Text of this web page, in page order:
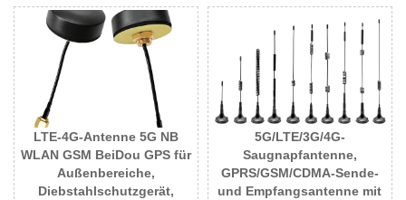
LTE-4G-Antenne 5G NB
WLAN GSM BeiDou GPS für
Außenbereiche,
Diebstahlschutzgerät,
5G/LTE/3G/4G-
Saugnapfantenne,
GPRS/GSM/CDMA-Sende-
und Empfangsantenne mit